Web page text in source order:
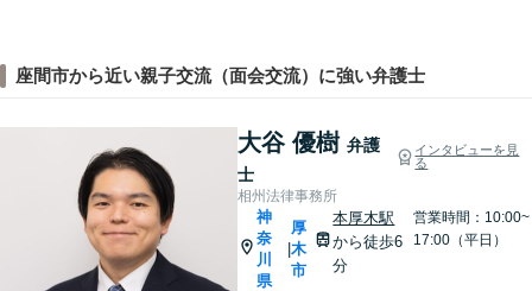
座間市から近い親子交流（面会交流）に強い弁護士
大谷 優樹 弁護
士
インタビューを見
る
相州法律事務所
神
奈
川
県
厚
木
市
本厚木駅
から徒歩6
分
営業時間：10:00~
17:00（平日）